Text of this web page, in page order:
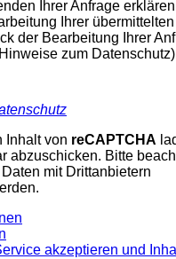
Ihrer Anfrage
Ihrer übermittelten
der Bearbeitung Ihrer
zum Datenschutz)
Inhalt von reCAPTCHA
abzuschicken. Bitte
mit Drittanbietern
akzeptieren und